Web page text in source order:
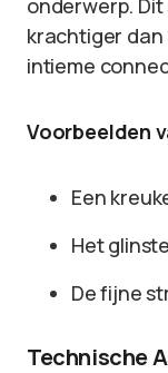
onderwerp.
krachtiger dan
intieme
Voorbeelden
Een
Het
De fijne
Technische